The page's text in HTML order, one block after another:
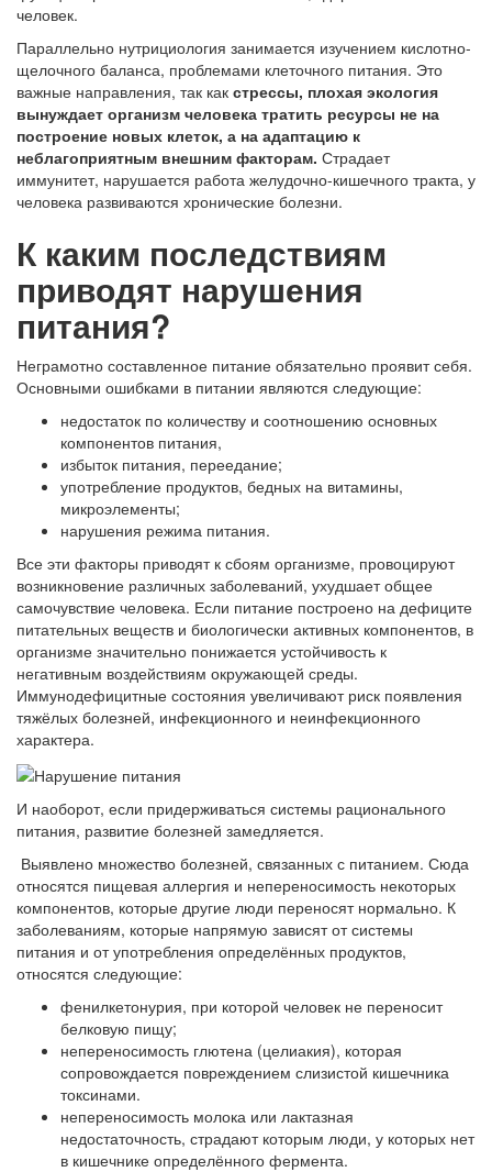
человек.
Параллельно нутрициология занимается изучением кислотно-
щелочного баланса, проблемами клеточного питания. Это
важные направления, так как стрессы, плохая экология
вынуждает организм человека тратить ресурсы не на
построение новых клеток, а на адаптацию к
неблагоприятным внешним факторам. Страдает
иммунитет, нарушается работа желудочно-кишечного тракта, у
человека развиваются хронические болезни.
К каким последствиям
приводят нарушения
питания?
Неграмотно составленное питание обязательно проявит себя.
Основными ошибками в питании являются следующие:
недостаток по количеству и соотношению основных
компонентов питания,
избыток питания, переедание;
употребление продуктов, бедных на витамины,
микроэлементы;
нарушения режима питания.
Все эти факторы приводят к сбоям организме, провоцируют
возникновение различных заболеваний, ухудшает общее
самочувствие человека. Если питание построено на дефиците
питательных веществ и биологически активных компонентов, в
организме значительно понижается устойчивость к
негативным воздействиям окружающей среды.
Иммунодефицитные состояния увеличивают риск появления
тяжёлых болезней, инфекционного и неинфекционного
характера.
И наоборот, если придерживаться системы рационального
питания, развитие болезней замедляется.
Выявлено множество болезней, связанных с питанием. Сюда
относятся пищевая аллергия и непереносимость некоторых
компонентов, которые другие люди переносят нормально. К
заболеваниям, которые напрямую зависят от системы
питания и от употребления определённых продуктов,
относятся следующие:
фенилкетонурия, при которой человек не переносит
белковую пищу;
непереносимость глютена (целиакия), которая
сопровождается повреждением слизистой кишечника
токсинами.
непереносимость молока или лактазная
недостаточность, страдают которым люди, у которых нет
в кишечнике определённого фермента.